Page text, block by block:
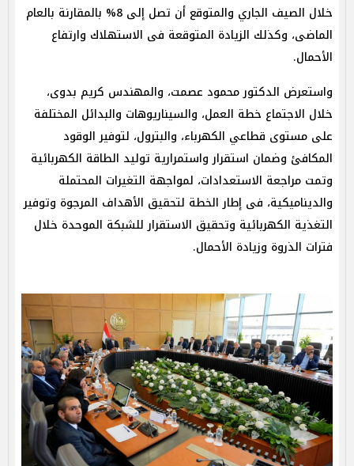
خلال الصيف الجاري والمتوقع أن تصل إلى 8% بالمقارنة بالعام
الماضى، وكذلك الزيادة المتوقعة فى الاستهلاك وارتفاع
الأحمال.
واستعرض الدكتور محمود عصمت، والمهندس كريم بدوى،
خلال الاجتماع خطة العمل، والسيناريوهات والبدائل المختلفة
على مستوى قطاعي الكهرباء، والبترول، لتوفير الوقود
المكافئ وضمان استقرار واستمرارية توليد الطاقة الكهربائية
وتمت مراجعة الاستعدادات، لمواجهة التغيرات المحتملة
والديناميكية، فى إطار الخطة لتحقيق الأهداف المرجوة وتوفير
التغذية الكهربائية وتحقيق الاستقرار للشبكة الموحدة خلال
فترات الذروة وزيادة الأحمال.